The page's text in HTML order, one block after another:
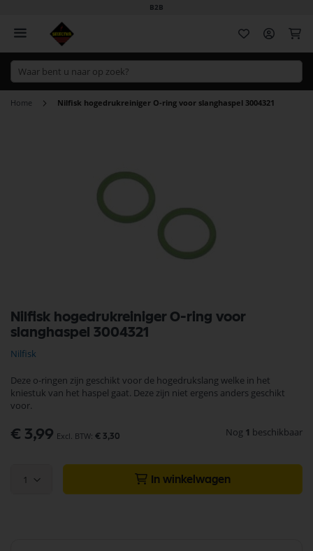
B2B
Home Nilfisk hogedrukreiniger O-ring voor slanghaspel 3004321
Nilfisk hogedrukreiniger O-ring voor
slanghaspel 3004321
Nilfisk
Deze o-ringen zijn geschikt voor de hogedrukslang welke in het
kniestuk van het haspel gaat. Deze zijn niet ergens anders geschikt
voor.
€ 3,99 € 3,30 Nog 1 beschikbaar
1 In winkelwagen
naar
het
van
afbeeldingen-
gallerij